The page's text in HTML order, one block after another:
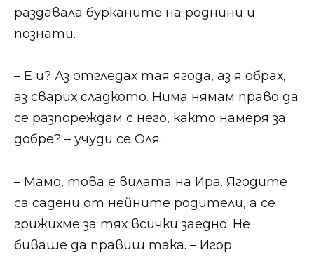
раздавала бурканите на роднини и
познати.​​
​​– Е и? Аз отгледах тая ягода, аз я обрах,
аз сварих сладкото. Нима нямам право да
се разпореждам с него, както намеря за
добре? – учуди се Оля.​​
​​– Мамо, това е вилата на Ира. Ягодите
са садени от нейните родители, а се
грижихме за тях всички заедно. Не
биваше да правиш така. – Игор